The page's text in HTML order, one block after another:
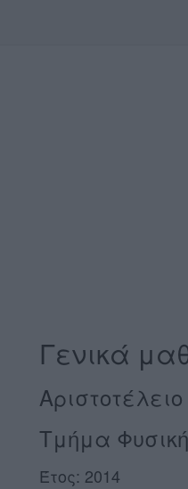
Γενικά
Τμήμα
Έτος: 2014